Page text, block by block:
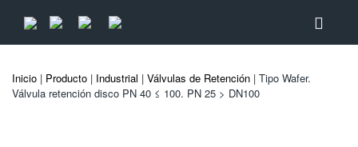
Inicio | Producto | Industrial | Válvulas de Retención | Tipo Wafer.
Válvula retención disco PN 40 ≤ 100. PN 25 > DN100